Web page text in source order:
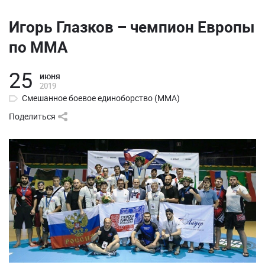
Игорь Глазков – чемпион Европы
по ММА
25 июня
2019
Смешанное боевое единоборство (ММА)
Поделиться